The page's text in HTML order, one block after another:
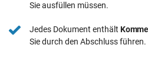
Sie ausfüllen müssen.
Jedes Dokument enthält
Sie durch den Abschluss führen.